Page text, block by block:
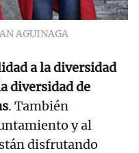
AGUINAGA
a la diversidad
diversidad de
. También
y al
disfrutando